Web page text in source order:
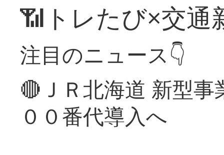
📶トレたび×交通
注目のニュース👇
🔴ＪＲ北海道 新型
００番代導入へ